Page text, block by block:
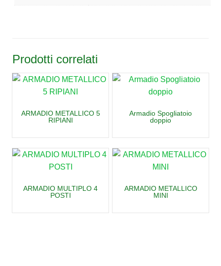
Prodotti correlati
ARMADIO METALLICO 5
RIPIANI
Armadio Spogliatoio
doppio
ARMADIO MULTIPLO 4
POSTI
ARMADIO METALLICO
MINI